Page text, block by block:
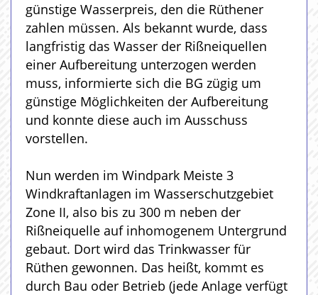
günstige Wasserpreis, den die Rüthener
zahlen müssen. Als bekannt wurde, dass
langfristig das Wasser der Rißneiquellen
einer Aufbereitung unterzogen werden
muss, informierte sich die BG zügig um
günstige Möglichkeiten der Aufbereitung
und konnte diese auch im Ausschuss
vorstellen.
Nun werden im Windpark Meiste 3
Windkraftanlagen im Wasserschutzgebiet
Zone II, also bis zu 300 m neben der
Rißneiquelle auf inhomogenem Untergrund
gebaut. Dort wird das Trinkwasser für
Rüthen gewonnen. Das heißt, kommt es
durch Bau oder Betrieb (jede Anlage verfügt